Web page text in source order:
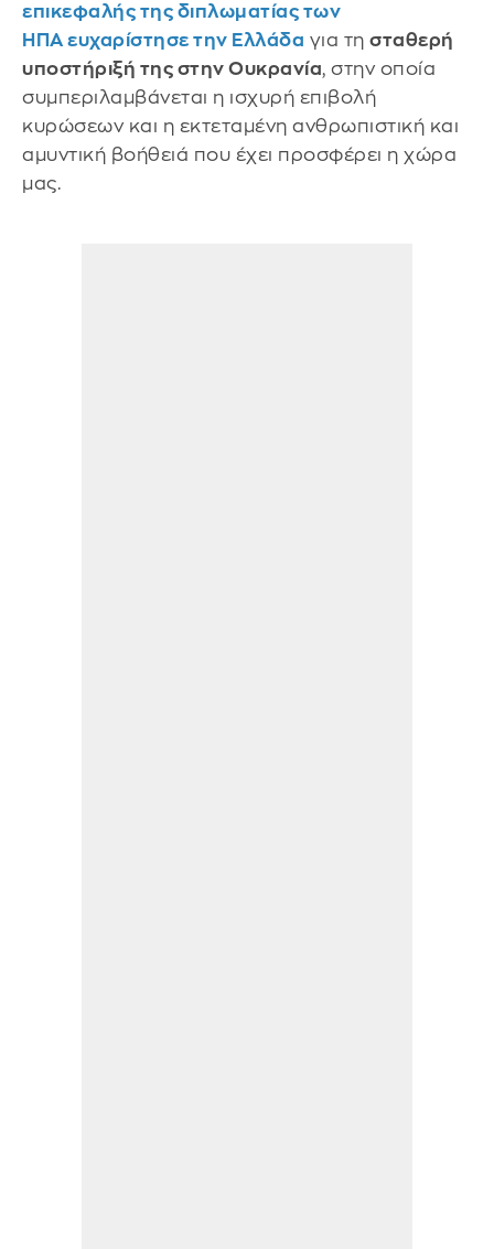
επικεφαλής της διπλωματίας των
ΗΠΑ ευχαρίστησε την Ελλάδα για τη σταθερή
υποστήριξή της στην Ουκρανία, στην οποία
συμπεριλαμβάνεται η ισχυρή επιβολή
κυρώσεων και η εκτεταμένη ανθρωπιστική και
αμυντική βοήθειά που έχει προσφέρει η χώρα
μας.